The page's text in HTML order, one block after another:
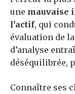
une mauvaise
l’actif, qui
évaluation de
d’analyse
déséquilibrée,
Connaître ses